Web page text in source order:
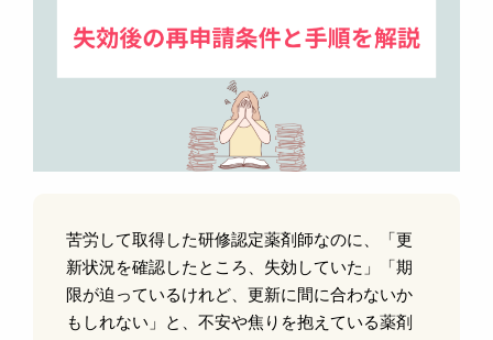
苦労して取得した研修認定薬剤師なのに、「更
新状況を確認したところ、失効していた」「期
限が迫っているけれど、更新に間に合わないか
もしれない」と、不安や焦りを抱えている薬剤